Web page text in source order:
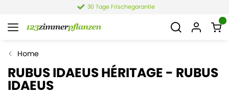
30 Tage Frischegarantie
Home
RUBUS IDAEUS HÉRITAGE - RUBUS
IDAEUS